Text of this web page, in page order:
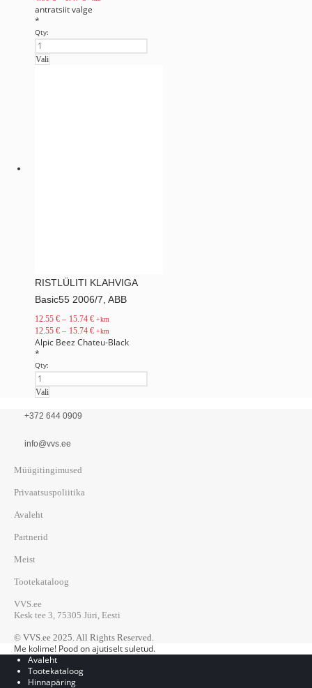
antratsiitvalge
*
Qty:
Vali
RISTLÜLITI KLAHVIGA
Basic55 2006/7, ABB
12.55€ – 15.74 € +km
12.55€ – 15.74 € +km
Alpic Beez Chateu-Black
*
Qty:
Vali
+372 644 0909
info@vvs.ee
Müügitingimused
Privaatsuspoliitika
Avaleht
Partnerid
Meist
Tootekataloog
VVS.ee
Kesk tee 3, 75305 Jüri, Eesti
© VVS.ee 2025. All Rights Reserved.
Me kolime! Pood on ajutiselt suletud.
Avaleht
Tootekataloog
Hinnapäring